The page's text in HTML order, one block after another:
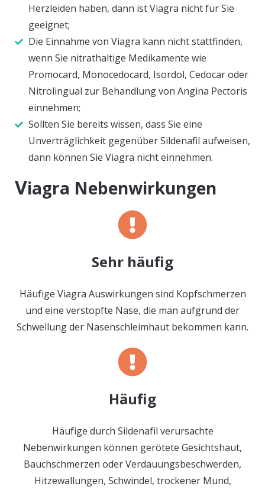
Herzleiden haben, dann ist Viagra nicht für Sie
geeignet;
Die Einnahme von Viagra kann nicht stattfinden,
wenn Sie nitrathaltige Medikamente wie
Promocard, Monocedocard, Isordol, Cedocar oder
Nitrolingual zur Behandlung von Angina Pectoris
einnehmen;
Sollten Sie bereits wissen, dass Sie eine
Unverträglichkeit gegenüber Sildenafil aufweisen,
dann können Sie Viagra nicht einnehmen.
Viagra Nebenwirkungen
Sehr häufig
Häufige Viagra Auswirkungen sind Kopfschmerzen
und eine verstopfte Nase, die man aufgrund der
Schwellung der Nasenschleimhaut bekommen kann.
Häufig
Häufige durch Sildenafil verursachte
Nebenwirkungen können gerötete Gesichtshaut,
Bauchschmerzen oder Verdauungsbeschwerden,
Hitzewallungen, Schwindel, trockener Mund,